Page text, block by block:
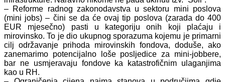
– Reforme radnog zakonodavstva u sektoru mini poslova
(mini jobs) – čini se da će ovaj tip poslova (zarada do 400
EUR mjesečno) pasti u kategoriju onih koji plaćaju i
mirovinsko. To je dio ukupnog sporazuma kojemu je primarni
cilj održavanje prihoda mirovinskih fondova, doduše, ako
zanemarimo potencijalno loše posljedice za mini-jobbere,
bar ne usmjeravaju fondove ka katastrofičnim ulaganjima
kao u RH.